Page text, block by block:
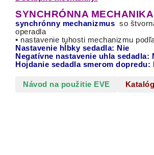
SYNCHRÓNNA MECHANIKA
synchrónny mechanizmus so
operadla
• nastavenie tuhosti mechanizmu
Nastavenie hĺbky sedadla: Nie
Negatívne nastavenie uhla sedadla:
Hojdanie sedadla smerom dopredu:
Návod na použitie EVE